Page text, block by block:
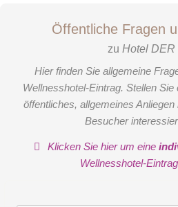
Öffentliche Fragen
zu Hotel DER
Hier finden Sie allgemeine
Wellnesshotel-Eintrag. Stellen
öffentliches, allgemeines
Besucher
Klicken Sie hier um eine
Wellnesshotel-